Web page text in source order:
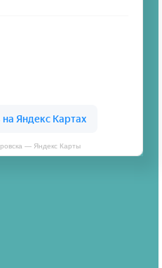
— Яндекс Карты